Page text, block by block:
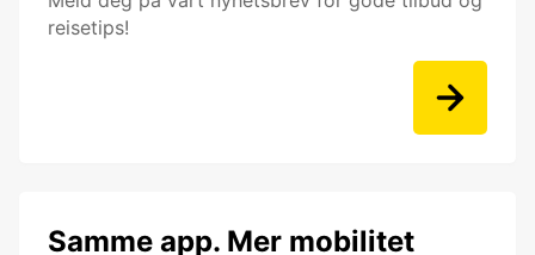
reisetips!
Samme app. Mer mobilitet